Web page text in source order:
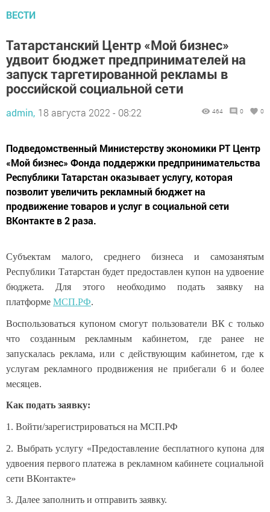
ВЕСТИ
Татарстанский Центр «Мой бизнес»
удвоит бюджет предпринимателей на
запуск таргетированной рекламы в
российской социальной сети
admin, 18 августа 2022 - 08:22 464 0 0
Подведомственный Министерству экономики РТ Центр
«Мой бизнес» Фонда поддержки предпринимательства
Республики Татарстан оказывает услугу, которая
позволит увеличить рекламный бюджет на
продвижение товаров и услуг в социальной сети
ВКонтакте в 2 раза.
Субъектам малого, среднего бизнеса и самозанятым
Республики Татарстан будет предоставлен купон на удвоение
бюджета. Для этого необходимо подать заявку на
платформе МСП.РФ.
Воспользоваться купоном смогут пользователи ВК с только
что созданным рекламным кабинетом, где ранее не
запускалась реклама, или с действующим кабинетом, где к
услугам рекламного продвижения не прибегали 6 и более
месяцев.
Как подать заявку:
1. Войти/зарегистрироваться на МСП.РФ
2. Выбрать услугу «Предоставление бесплатного купона для
удвоения первого платежа в рекламном кабинете социальной
сети ВКонтакте»
3. Далее заполнить и отправить заявку.